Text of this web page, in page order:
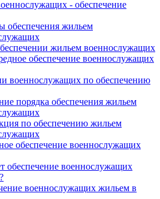
- обеспечение
обеспечения жильем
жильем военнослужащих
обеспечение военнослужащих
военнослужащих по обеспечению
порядка обеспечения жильем
по обеспечению жильем
обеспечение военнослужащих
обеспечение военнослужащих
военнослужащих жильем в